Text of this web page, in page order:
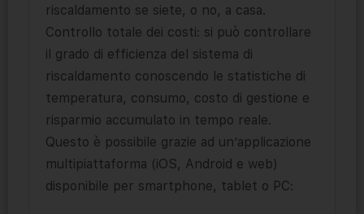
riscaldamento se siete, o no, a casa.
Controllo totale dei costi: si può controllare
il grado di efficienza del sistema di
riscaldamento conoscendo le statistiche di
temperatura, consumo, costo di gestione e
risparmio accumulato in tempo reale.
Questo è possibile grazie ad un’applicazione
multipiattaforma (iOS, Android e web)
disponibile per smartphone, tablet o PC: